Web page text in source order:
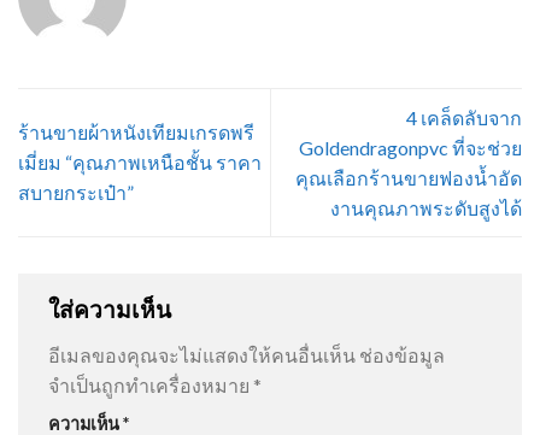
ร้านขายผ้าหนังเทียมเกรดพรี
เมี่ยม “คุณภาพเหนือชั้น ราคา
สบายกระเป๋า”
4 เคล็ดลับจาก
Goldendragonpvc ที่จะช่วย
คุณเลือกร้านขายฟองน้ำอัด
งานคุณภาพระดับสูงได้
ใส่ความเห็น
อีเมลของคุณจะไม่แสดงให้คนอื่นเห็น ช่องข้อมูล
จำเป็นถูกทำเครื่องหมาย *
ความเห็น*